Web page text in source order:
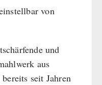
von
und
aus
seit Jahren